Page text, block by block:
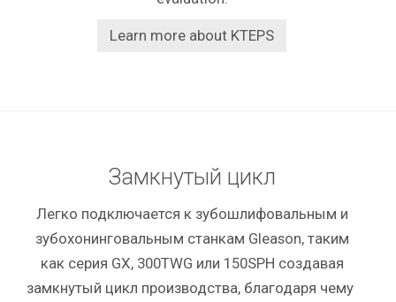
Learn more about KTEPS
Замкнутый цикл
Легко подключается к зубошлифовальным и
зубохонинговальным станкам Gleason, таким
как серия GX, 300TWG или 150SPH создавая
замкнутый цикл производства, благодаря чему